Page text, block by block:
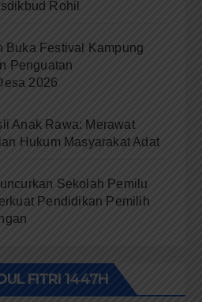
Rohil
Buka Festival Kampung
Penguatan
2026
Anak Rawa: Merawat
Hukum Masyarakat Adat
Sekolah Pemilu
Pendidikan Pemilih
FITRI 1447H